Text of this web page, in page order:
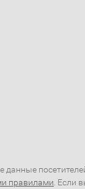
правилами . Если